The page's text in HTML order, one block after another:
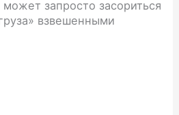
запросто засориться
взвешенными